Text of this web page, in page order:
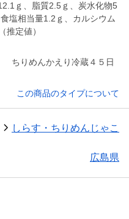
ｇ、脂質2.5ｇ、炭水化物5
塩相当量1.2ｇ、カルシウム
推定値）
ちりめんかえり冷蔵４５日
この商品のタイプについて
しらす・ちりめんじゃこ
広島県